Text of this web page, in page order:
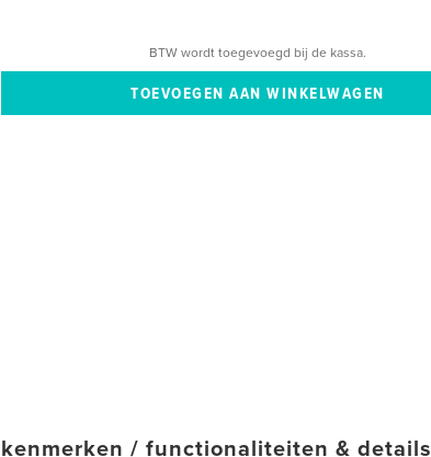
BTW wordt toegevoegd bij de kassa.
kenmerken / functionaliteiten & details